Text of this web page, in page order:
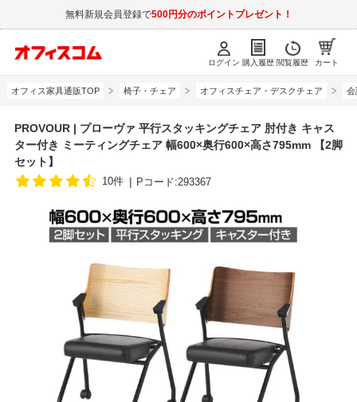
無料新規会員登録で500円分のポイントプレゼント！
ログイン 購入履歴 閲覧履歴 カート
オフィス家具通販TOP 椅子・チェア オフィスチェア・デスクチェア 会
PROVOUR | プローヴァ 平行スタッキングチェア 肘付き キャス
ター付き ミーティングチェア 幅600×奥行600×高さ795mm 【2脚
セット】
10件 Pコード:293367